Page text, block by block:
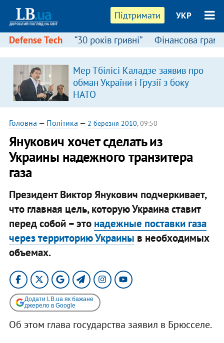
Підтримати УКР
Defense Tech “30 років гривні” Фінансова
Мер Тбілісі Каладзе заявив про
обман України і Грузії з боку
НАТО
Головна — Політика — 2 березня 2010, 09:50
Янукович хочет сделать из
Украины надежного транзитера
газа
Президент Виктор Янукович подчеркивает,
что главная цель, которую Украина ставит
перед собой – это надежные поставки газа
через территорию Украины в необходимых
объемах.
Додати LB.ua як бажане
джерело в Google
Об этом глава государства заявил в Брюсселе.